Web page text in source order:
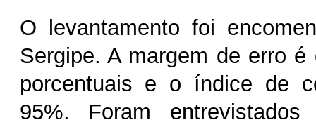
O levantamento foi
Sergipe. A margem de erro
porcentuais e o índice de
95%. Foram